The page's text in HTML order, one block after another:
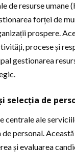
de resurse umane
forței de
prospere.
procese și
gestionarea
selecția de
centrale ale
de personal.
și evaluarea